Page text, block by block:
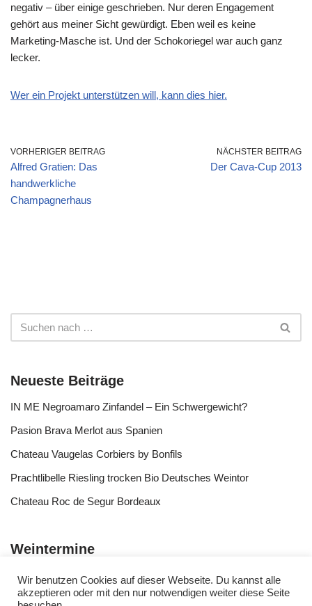
negativ – über einige geschrieben. Nur deren Engagement
gehört aus meiner Sicht gewürdigt. Eben weil es keine
Marketing-Masche ist. Und der Schokoriegel war auch ganz
lecker.
Wer ein Projekt unterstützen will, kann dies hier.
VORHERIGER BEITRAG
Alfred Gratien: Das
handwerkliche
Champagnerhaus
NÄCHSTER BEITRAG
Der Cava-Cup 2013
Neueste Beiträge
IN ME Negroamaro Zinfandel – Ein Schwergewicht?
Pasion Brava Merlot aus Spanien
Chateau Vaugelas Corbiers by Bonfils
Prachtlibelle Riesling trocken Bio Deutsches Weintor
Chateau Roc de Segur Bordeaux
Weintermine
Wir benutzen Cookies auf dieser Webseite. Du kannst alle
akzeptieren oder mit den nur notwendigen weiter diese Seite